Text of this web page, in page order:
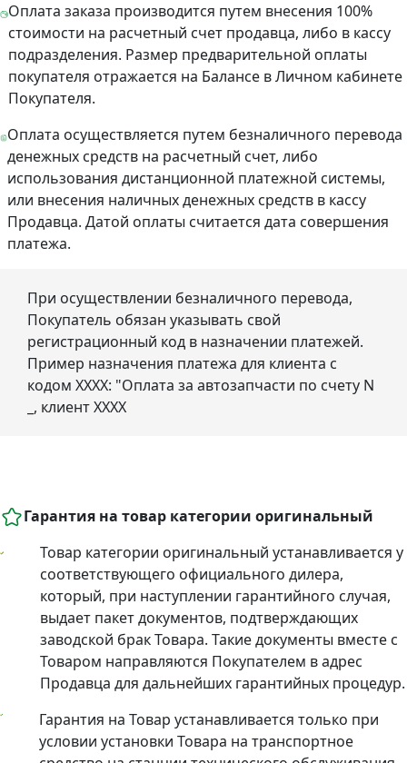
Оплата заказа производится путем внесения 100%
стоимости на расчетный счет продавца, либо в кассу
подразделения. Размер предварительной оплаты
покупателя отражается на Балансе в Личном кабинете
Покупателя.
Оплата осуществляется путем безналичного перевода
денежных средств на расчетный счет, либо
использования дистанционной платежной системы,
или внесения наличных денежных средств в кассу
Продавца. Датой оплаты считается дата совершения
платежа.
При осуществлении безналичного перевода,
Покупатель обязан указывать свой
регистрационный код в назначении платежей.
Пример назначения платежа для клиента с
кодом ХХХХ: "Оплата за автозапчасти по счету N
_, клиент ХХХХ
Гарантия на товар категории оригинальный
Товар категории оригинальный устанавливается у
соответствующего официального дилера,
который, при наступлении гарантийного случая,
выдает пакет документов, подтверждающих
заводской брак Товара. Такие документы вместе с
Товаром направляются Покупателем в адрес
Продавца для дальнейших гарантийных процедур.
Гарантия на Товар устанавливается только при
условии установки Товара на транспортное